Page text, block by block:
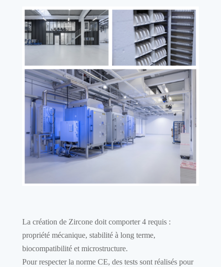
La création de Zircone doit comporter 4 requis :
propriété mécanique, stabilité à long terme,
biocompatibilité et microstructure.
Pour respecter la norme CE, des tests sont réalisés pour